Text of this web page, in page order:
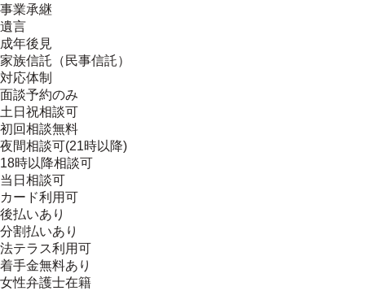
事業承継
遺言
成年後見
家族信託（民事信託）
対応体制
面談予約のみ
土日祝相談可
初回相談無料
夜間相談可(21時以降)
18時以降相談可
当日相談可
カード利用可
後払いあり
分割払いあり
法テラス利用可
着手金無料あり
女性弁護士在籍